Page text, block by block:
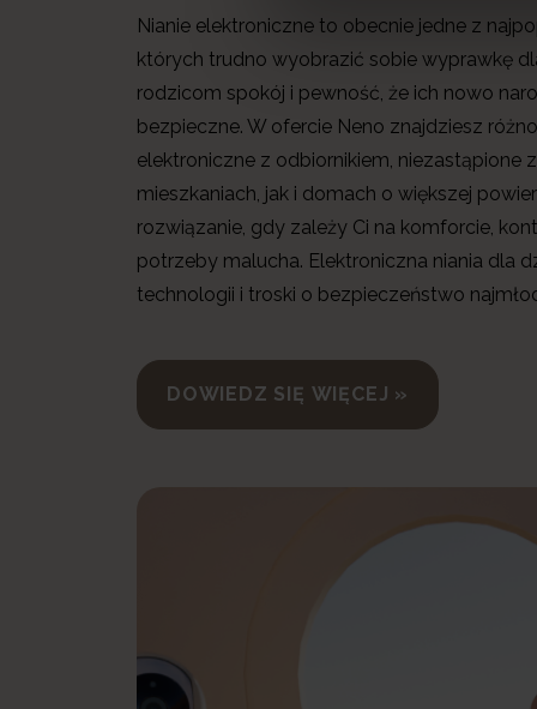
Nianie elektroniczne to obecnie jedne z
których trudno wyobrazić sobie wyprawkę
rodzicom spokój i pewność, że ich nowo
bezpieczne. W ofercie Neno znajdziesz
elektroniczne z odbiornikiem, niezastąpione
mieszkaniach, jak i domach o większej
rozwiązanie, gdy zależy Ci na komforcie,
potrzeby malucha. Elektroniczna niania dla
technologii i troski o bezpieczeństwo
DOWIEDZ SIĘ WIĘCEJ »